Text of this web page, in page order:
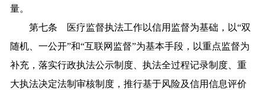
量。
第七条 医疗监督执法工作以信用监督为基础，以“双
随机、一公开”和“互联网监督”为基本手段，以重点监督为
补充，落实行政执法公示制度、执法全过程记录制度、重
大执法决定法制审核制度，推行基于风险及信用信息评价